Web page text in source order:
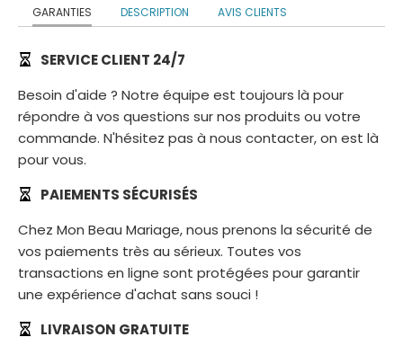
GARANTIES DESCRIPTION AVIS CLIENTS
SERVICE CLIENT 24/7
Besoin d'aide ? Notre équipe est toujours là pour
répondre à vos questions sur nos produits ou votre
commande. N'hésitez pas à nous contacter, on est là
pour vous.
PAIEMENTS SÉCURISÉS
Chez Mon Beau Mariage, nous prenons la sécurité de
vos paiements très au sérieux. Toutes vos
transactions en ligne sont protégées pour garantir
une expérience d'achat sans souci !
LIVRAISON GRATUITE